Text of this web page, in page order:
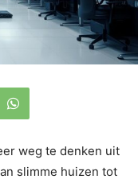
weg te denken uit
slimme huizen tot